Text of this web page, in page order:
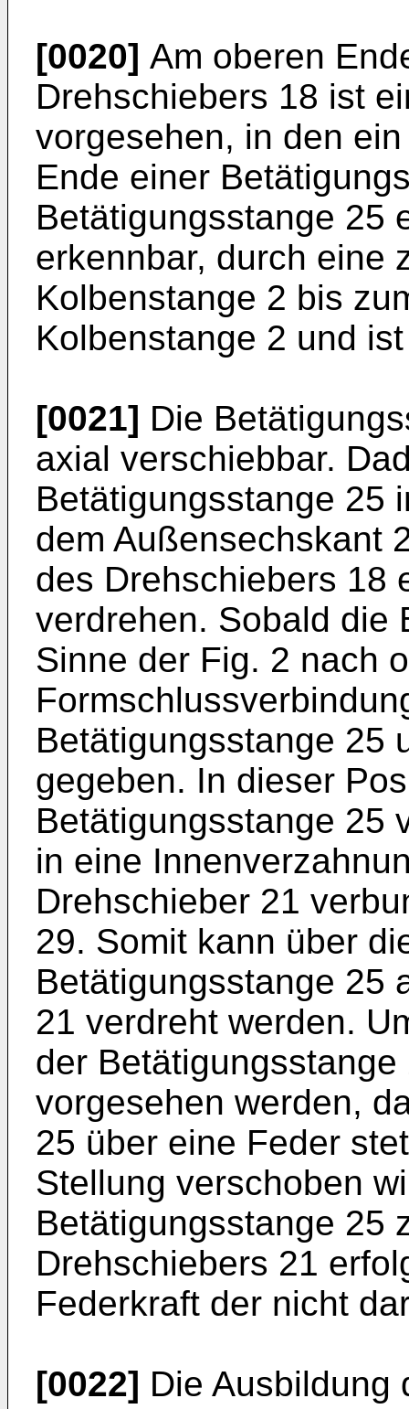
[0020] Am oberen
Drehschiebers 18 ist
vorgesehen, in den
Ende einer
Betätigungsstange 25
erkennbar, durch eine
Kolbenstange 2 bis
Kolbenstange 2 und
[0021] Die
axial verschiebbar.
Betätigungsstange 25
dem Außensechskant
des Drehschiebers 18
verdrehen. Sobald die
Sinne der Fig. 2 nach
Betätigungsstange 25
gegeben. In dieser
Betätigungsstange 25
in eine
Drehschieber 21
29. Somit kann über
Betätigungsstange 25
21 verdreht werden.
der
vorgesehen werden,
25 über eine Feder
Stellung verschoben
Betätigungsstange 25
Drehschiebers 21
Federkraft der nicht
[0022] Die Ausbildung